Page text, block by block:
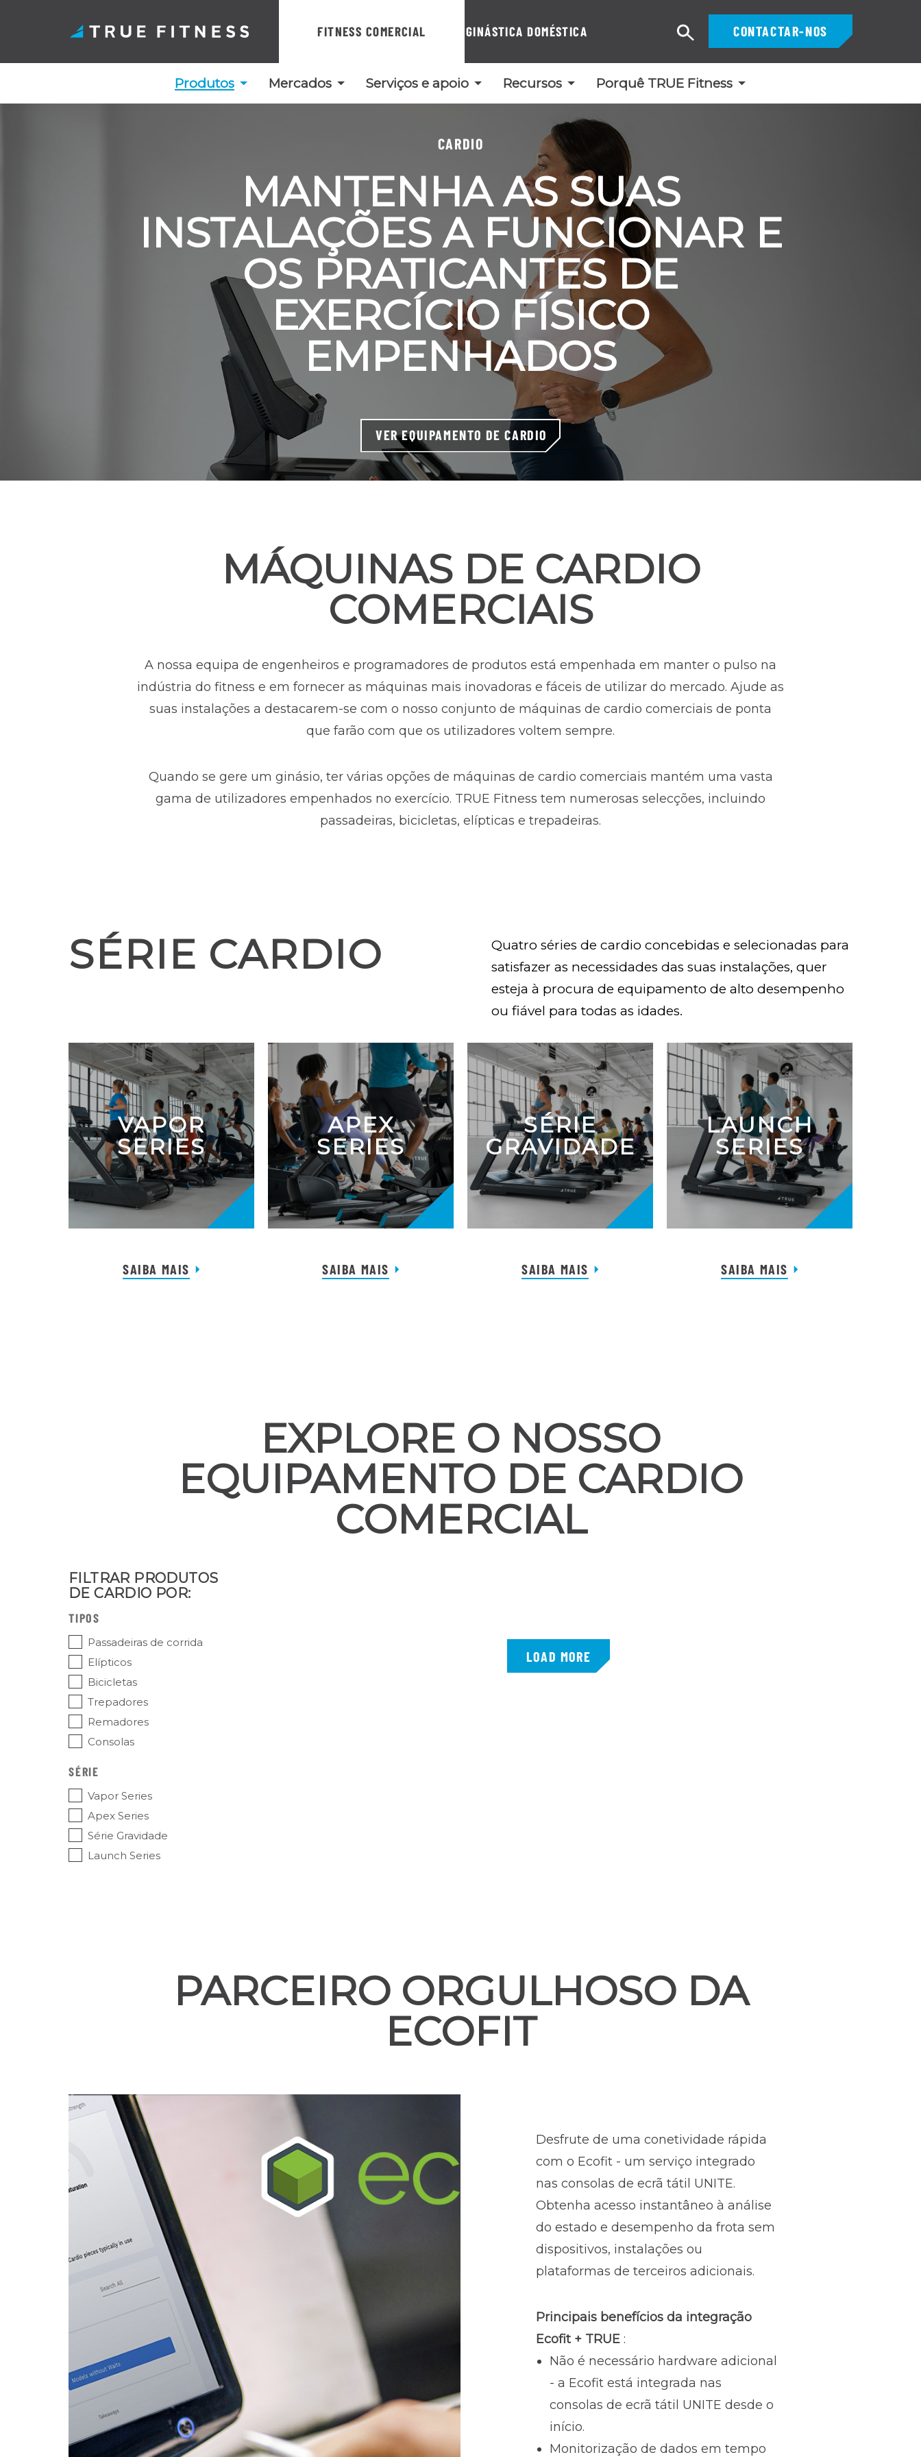
FITNESS COMERCIAL GINÁSTICA DOMÉSTICA
Produtos Mercados Serviços e apoio Recursos Porquê TRUE Fitness
CONTACTAR-NOS
Pesquisar
CARDIO
MANTENHA AS SUAS
INSTALAÇÕES A FUNCIONAR E
OS PRATICANTES DE
EXERCÍCIO FÍSICO
EMPENHADOS
VER EQUIPAMENTO DE CARDIO
MÁQUINAS DE CARDIO
COMERCIAIS
A nossa equipa de engenheiros e programadores de produtos está empenhada em manter o pulso na
indústria do fitness e em fornecer as máquinas mais inovadoras e fáceis de utilizar do mercado. Ajude as
suas instalações a destacarem-se com o nosso conjunto de máquinas de cardio comerciais de ponta
que farão com que os utilizadores voltem sempre.
Quando se gere um ginásio, ter várias opções de máquinas de cardio comerciais mantém uma vasta
gama de utilizadores empenhados no exercício. TRUE Fitness tem numerosas selecções, incluindo
passadeiras, bicicletas, elípticas e trepadeiras.
SÉRIE CARDIO
Quatro séries de cardio concebidas e selecionadas para
satisfazer as necessidades das suas instalações, quer
esteja à procura de equipamento de alto desempenho
ou fiável para todas as idades.
VAPOR
SERIES
SAIBA MAIS
APEX
SERIES
SAIBA MAIS
SÉRIE
GRAVIDADE
SAIBA MAIS
LAUNCH
SERIES
SAIBA MAIS
EXPLORE O NOSSO
EQUIPAMENTO DE CARDIO
COMERCIAL
FILTRAR PRODUTOS
DE CARDIO POR:
TIPOS
Passadeiras de corrida
Elípticos
Bicicletas
Trepadores
Remadores
Consolas
SÉRIE
Vapor Series
Apex Series
Série Gravidade
Launch Series
LOAD MORE
PARCEIRO ORGULHOSO DA
ECOFIT
Desfrute de uma conetividade rápida
com o Ecofit - um serviço integrado
nas consolas de ecrã tátil UNITE.
Obtenha acesso instantâneo à análise
do estado e desempenho da frota sem
dispositivos, instalações ou
plataformas de terceiros adicionais.
Principais benefícios da integração
Ecofit + TRUE :
Não é necessário hardware adicional
- a Ecofit está integrada nas
consolas de ecrã tátil UNITE desde o
início.
Monitorização de dados em tempo